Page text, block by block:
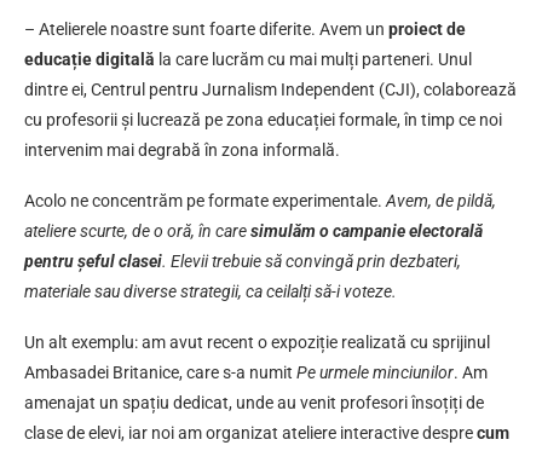
– Atelierele noastre sunt foarte diferite. Avem un proiect de
educație digitală la care lucrăm cu mai mulți parteneri. Unul
dintre ei, Centrul pentru Jurnalism Independent (CJI), colaborează
cu profesorii și lucrează pe zona educației formale, în timp ce noi
intervenim mai degrabă în zona informală.
Acolo ne concentrăm pe formate experimentale. Avem, de pildă,
ateliere scurte, de o oră, în caresimulăm o campanie electorală
pentru șeful clasei. Elevii trebuie să convingă prin dezbateri,
materiale sau diverse strategii, ca ceilalți să-i voteze.
Un alt exemplu: am avut recent o expoziție realizată cu sprijinul
Ambasadei Britanice, care s-a numit Pe urmele minciunilor. Am
amenajat un spațiu dedicat, unde au venit profesori însoțiți de
clase de elevi, iar noi am organizat ateliere interactive desprecum